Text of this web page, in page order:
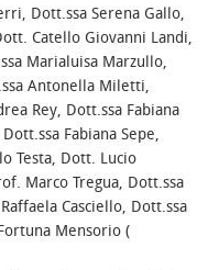
Dott.ssa Serena Gallo,
Catello Giovanni Landi,
Marialuisa Marzullo,
Antonella Miletti,
Rey, Dott.ssa Fabiana
Fabiana Sepe,
Testa, Dott. Lucio
Marco Tregua, Dott.ssa
Casciello, Dott.ssa
Mensorio (